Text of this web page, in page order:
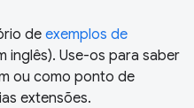
de exemplos de
inglês). Use-os para saber
ou como ponto de
extensões.